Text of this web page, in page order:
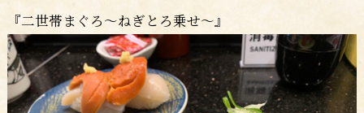
『二世帯まぐろ～ねぎとろ乗せ～』